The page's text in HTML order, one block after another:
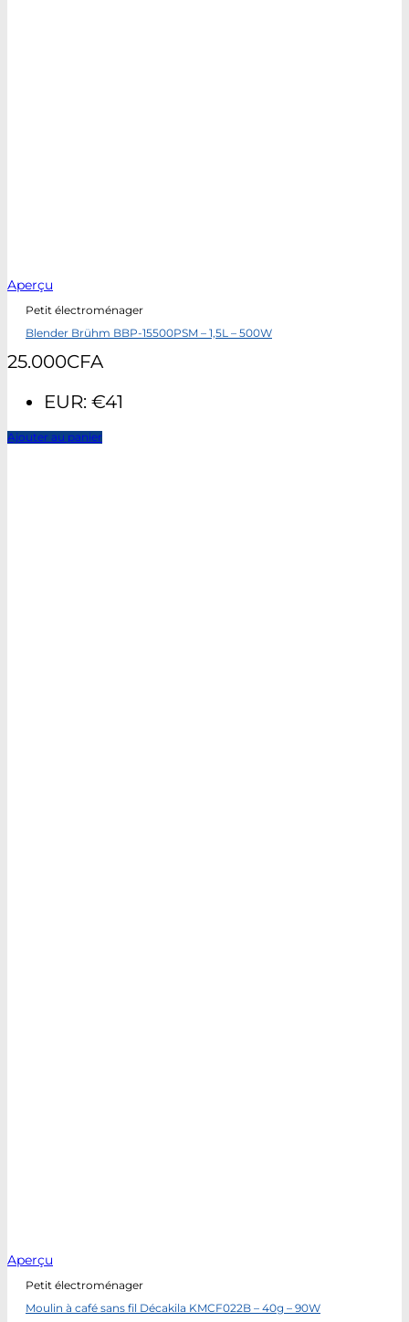
Aperçu
Petit électroménager
Blender Brühm BBP-15500PSM – 1,5L – 500W
25.000CFA
EUR: €41
Ajouter au panier
Aperçu
Petit électroménager
Moulin à café sans fil Décakila KMCF022B – 40g – 90W